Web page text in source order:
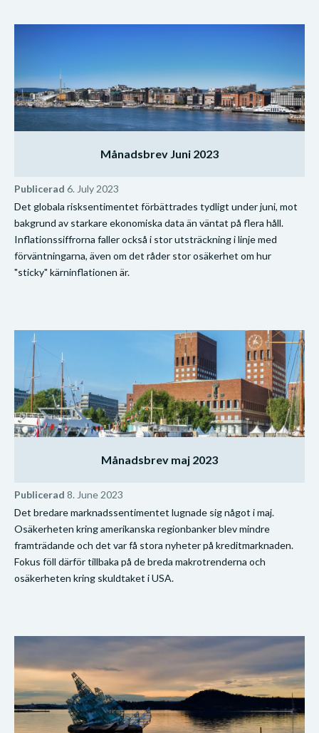
Månadsbrev Juni 2023
Publicerad 6. July 2023
Det globala risksentimentet förbättrades tydligt under juni, mot
bakgrund av starkare ekonomiska data än väntat på flera håll.
Inflationssiffrorna faller också i stor utsträckning i linje med
förväntningarna, även om det råder stor osäkerhet om hur
"sticky" kärninflationen är.
Månadsbrev maj 2023
Publicerad 8. June 2023
Det bredare marknadssentimentet lugnade sig något i maj.
Osäkerheten kring amerikanska regionbanker blev mindre
framträdande och det var få stora nyheter på kreditmarknaden.
Fokus föll därför tillbaka på de breda makrotrenderna och
osäkerheten kring skuldtaket i USA.